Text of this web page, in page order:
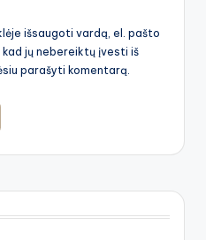
išsaugoti vardą, el. pašto
jų nebereiktų įvesti iš
parašyti komentarą.